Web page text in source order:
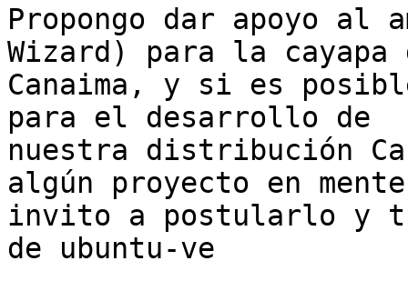
Propongo dar apoyo al
Wizard) para la cayapa
Canaima, y si es
para el desarrollo de
nuestra distribución
algún proyecto en
invito a postularlo y
de ubuntu-ve